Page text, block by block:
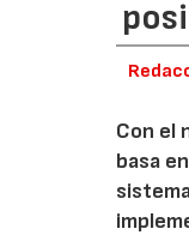
Con el
basa